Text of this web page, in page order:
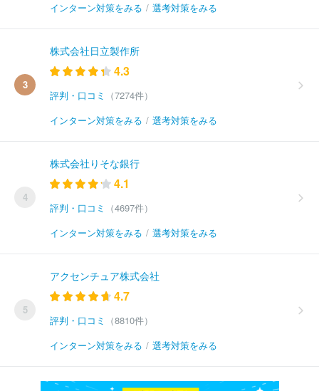
インターン対策をみる / 選考対策をみる
3
株式会社日立製作所
4.3
評判・口コミ
（7274件）
インターン対策をみる / 選考対策をみる
4
株式会社りそな銀行
4.1
評判・口コミ
（4697件）
インターン対策をみる / 選考対策をみる
5
アクセンチュア株式会社
4.7
評判・口コミ
（8810件）
インターン対策をみる / 選考対策をみる